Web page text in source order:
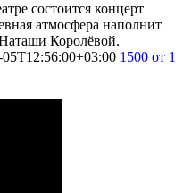
состоится концерт
атмосфера наполнит
Королёвой.
05T12:56:00+03:00 1500 от 1